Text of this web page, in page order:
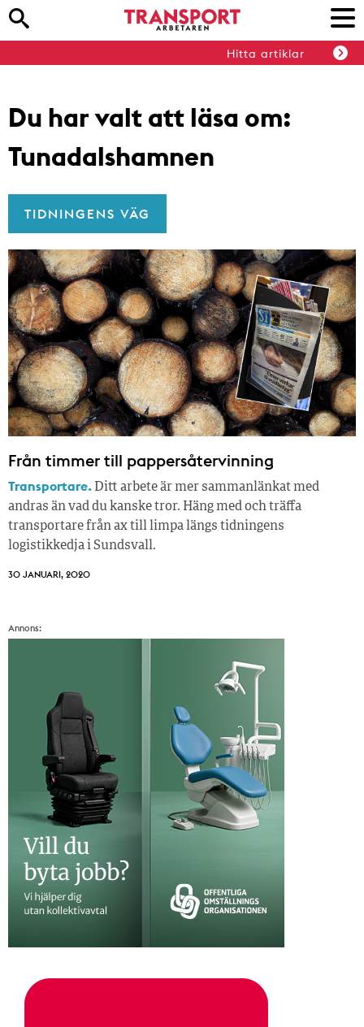
Hitta artiklar
Du har valt att läsa om:
Tunadalshamnen
TIDNINGENS VÄG
Från timmer till pappersåtervinning
Transportare. Ditt arbete är mer sammanlänkat med
andras än vad du kanske tror. Häng med och träffa
transportare från ax till limpa längs tidningens
logistikkedja i Sundsvall.
30 JANUARI, 2020
Annons: